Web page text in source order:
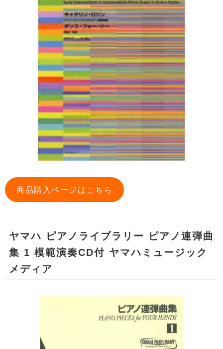
商品購入ページはこちら
ヤマハ ピアノライブラリー ピアノ連弾曲
集 1 模範演奏CD付 ヤマハミュージック
メディア